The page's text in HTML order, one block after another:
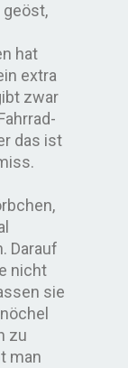
geöst,
hat
extra
zwar
das ist
Darauf
nicht
sie
zu
man